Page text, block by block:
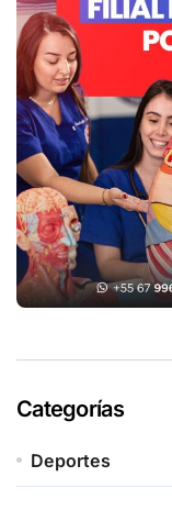
Categorías
Deportes